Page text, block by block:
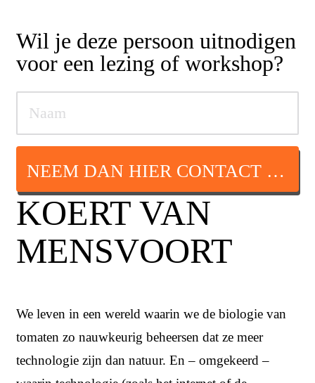
Wil je deze persoon uitnodigen
voor een lezing of workshop?
NEEM DAN HIER CONTACT OP
KOERT VAN
MENSVOORT
We leven in een wereld waarin we de biologie van
tomaten zo nauwkeurig beheersen dat ze meer
technologie zijn dan natuur. En – omgekeerd –